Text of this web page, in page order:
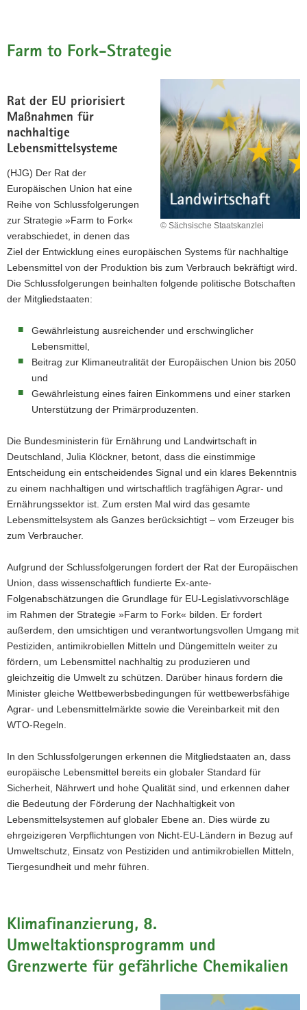
Farm to Fork-Strategie
© Sächsische Staatskanzlei
Rat der EU priorisiert
Maßnahmen für
nachhaltige
Lebensmittelsysteme
(HJG) Der Rat der
Europäischen Union hat eine
Reihe von Schlussfolgerungen
zur Strategie »Farm to Fork«
verabschiedet, in denen das
Ziel der Entwicklung eines europäischen Systems für nachhaltige
Lebensmittel von der Produktion bis zum Verbrauch bekräftigt wird.
Die Schlussfolgerungen beinhalten folgende politische Botschaften
der Mitgliedstaaten:
Gewährleistung ausreichender und erschwinglicher
Lebensmittel,
Beitrag zur Klimaneutralität der Europäischen Union bis 2050
und
Gewährleistung eines fairen Einkommens und einer starken
Unterstützung der Primärproduzenten.
Die Bundesministerin für Ernährung und Landwirtschaft in
Deutschland, Julia Klöckner, betont, dass die einstimmige
Entscheidung ein entscheidendes Signal und ein klares Bekenntnis
zu einem nachhaltigen und wirtschaftlich tragfähigen Agrar- und
Ernährungssektor ist. Zum ersten Mal wird das gesamte
Lebensmittelsystem als Ganzes berücksichtigt – vom Erzeuger bis
zum Verbraucher.
Aufgrund der Schlussfolgerungen fordert der Rat der Europäischen
Union, dass wissenschaftlich fundierte Ex-ante-
Folgenabschätzungen die Grundlage für EU-Legislativvorschläge
im Rahmen der Strategie »Farm to Fork« bilden. Er fordert
außerdem, den umsichtigen und verantwortungsvollen Umgang mit
Pestiziden, antimikrobiellen Mitteln und Düngemitteln weiter zu
fördern, um Lebensmittel nachhaltig zu produzieren und
gleichzeitig die Umwelt zu schützen. Darüber hinaus fordern die
Minister gleiche Wettbewerbsbedingungen für wettbewerbsfähige
Agrar- und Lebensmittelmärkte sowie die Vereinbarkeit mit den
WTO-Regeln.
In den Schlussfolgerungen erkennen die Mitgliedstaaten an, dass
europäische Lebensmittel bereits ein globaler Standard für
Sicherheit, Nährwert und hohe Qualität sind, und erkennen daher
die Bedeutung der Förderung der Nachhaltigkeit von
Lebensmittelsystemen auf globaler Ebene an. Dies würde zu
ehrgeizigeren Verpflichtungen von Nicht-EU-Ländern in Bezug auf
Umweltschutz, Einsatz von Pestiziden und antimikrobiellen Mitteln,
Tiergesundheit und mehr führen.
Klimafinanzierung, 8.
Umweltaktionsprogramm und
Grenzwerte für gefährliche Chemikalien